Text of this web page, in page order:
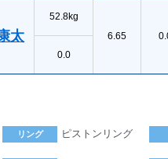
太
52.8kg
6.65
0.0
リング ピストンリング